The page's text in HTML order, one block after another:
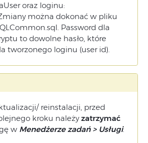
oraz loginu:
można dokonać w pliku
Password dla
to dowolne hasło, które
tworzonego loginu (user id).
reinstalacji, przed
kroku należyzatrzymać
w Menedżerze zadań > Usługi.